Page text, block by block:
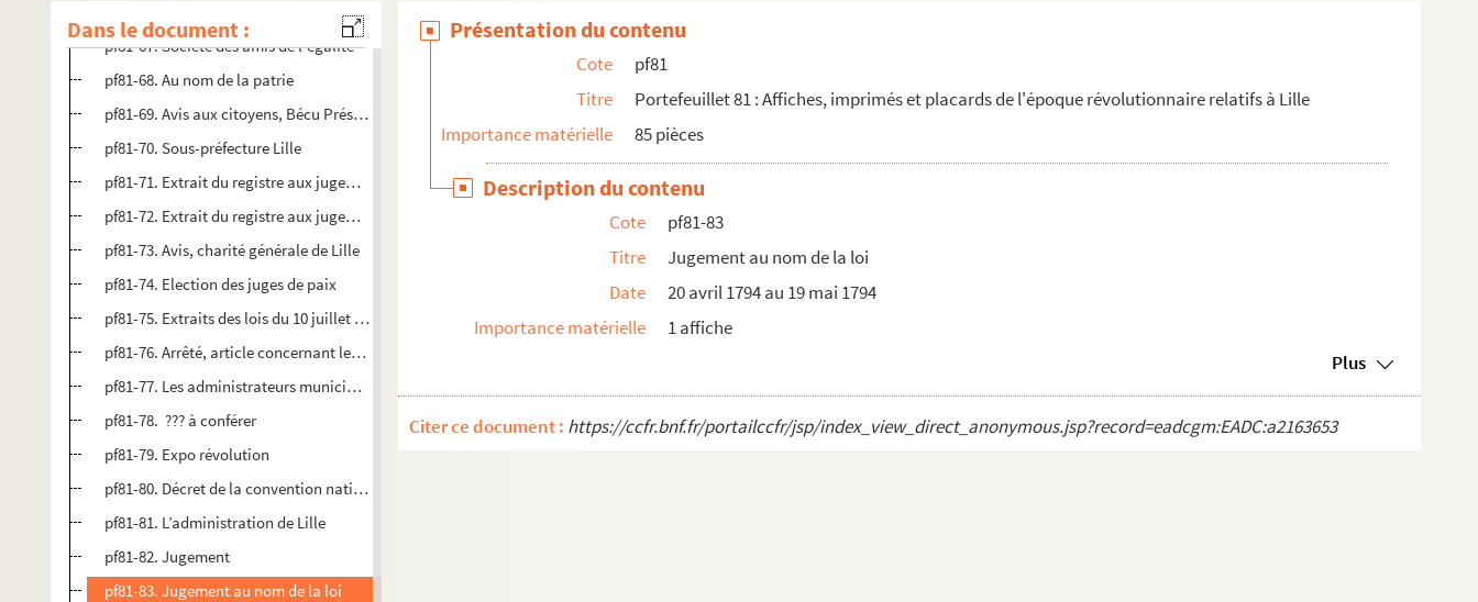
Dans le document :
pf81-66. Nous, représentants du peuple envoyés par l’armée du Nord
pf81-67. Société des amis de l’égalité
pf81-68. Au nom de la patrie
pf81-69. Avis aux citoyens, Bécu Président
pf81-70. Sous-préfecture Lille
pf81-71. Extrait du registre aux jugements rendus par le tribunal de police municipale
pf81-72. Extrait du registre aux jugements rendus par le tribunal
pf81-73. Avis, charité générale de Lille
pf81-74. Election des juges de paix
pf81-75. Extraits des lois du 10 juillet 1791 sur le logement des troupes
pf81-76. Arrêté, article concernant les dimensions des matériaux utilisés dans la construction des bâtiments
pf81-77. Les administrateurs municipaux
pf81-78. ??? à conférer
pf81-79. Expo révolution
pf81-80. Décret de la convention nationale
pf81-81. L’administration de Lille
pf81-82. Jugement
pf81-83. Jugement au nom de la loi
Présentation du contenu
Cote
pf81
Titre
Portefeuillet 81 : Affiches, imprimés et placards de l'époque révolutionnaire relatifs à Lille
Importance matérielle
85 pièces
Description du contenu
Cote
pf81-83
Titre
Jugement au nom de la loi
Date
20 avril 1794 au 19 mai 1794
Importance matérielle
1 affiche
Plus
Citer ce document : https://ccfr.bnf.fr/portailccfr/jsp/index_view_direct_anonymous.jsp?record=eadcgm:EADC:a2163653